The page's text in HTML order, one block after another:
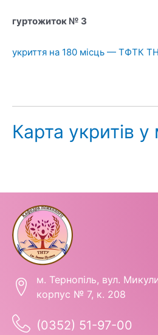
гуртожиток № 3
укриття на 180 місць — ТФТК
Карта укритів у
м. Тернопіль, вул.
корпус № 7, к. 208
(0352) 51-97-00